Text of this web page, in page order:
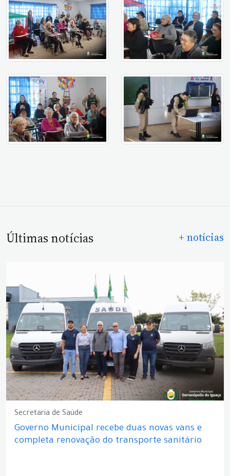
Últimas notícias + notícias
Secretaria de Saúde
Governo Municipal recebe duas novas vans e
completa renovação do transporte sanitário